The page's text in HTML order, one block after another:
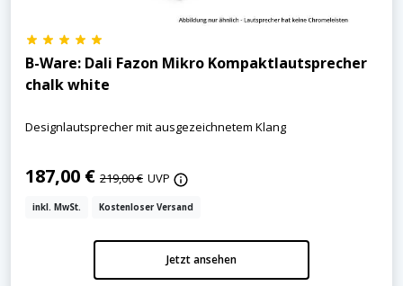
B-Ware: Dali Fazon Mikro Kompaktlautsprecher
chalk white
Designlautsprecher mit ausgezeichnetem Klang
187,00 € 219,00 € UVP
inkl. MwSt. Kostenloser Versand
Jetzt ansehen